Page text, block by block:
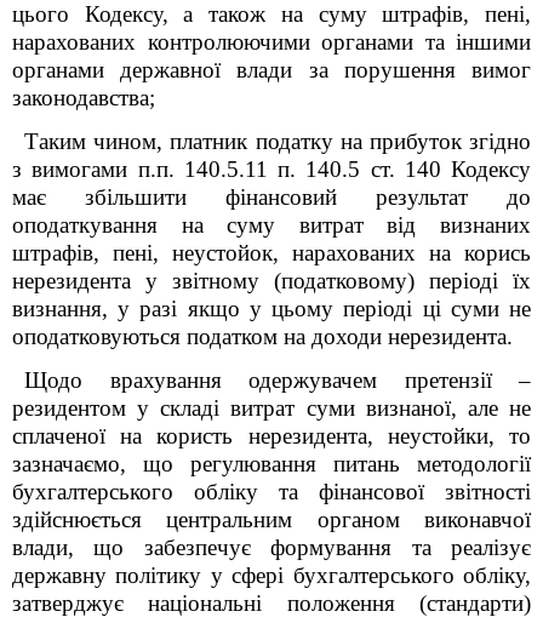
цього Кодексу, а також на суму штрафів, пені,
нарахованих контролюючими органами та іншими
органами державної влади за порушення вимог
законодавства;
Таким чином, платник податку на прибуток згідно
з вимогами п.п. 140.5.11 п. 140.5 ст. 140 Кодексу
має збільшити фінансовий результат до
оподаткування на суму витрат від визнаних
штрафів, пені, неустойок, нарахованих на корись
нерезидента у звітному (податковому) періоді їх
визнання, у разі якщо у цьому періоді ці суми не
оподатковуються податком на доходи нерезидента.
Щодо врахування одержувачем претензії –
резидентом у складі витрат суми визнаної, але не
сплаченої на користь нерезидента, неустойки, то
зазначаємо, що регулювання питань методології
бухгалтерського обліку та фінансової звітності
здійснюється центральним органом виконавчої
влади, що забезпечує формування та реалізує
державну політику у сфері бухгалтерського обліку,
затверджує національні положення (стандарти)